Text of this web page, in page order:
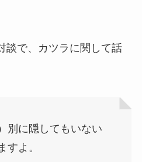
談で、カツラに関して話
別に隠してもいない
すよ。